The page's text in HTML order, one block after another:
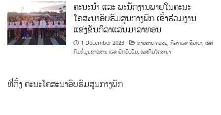
ຄະນະນຳ ແລະ ພະນັກງານພາຍໃນຄະນະ
ໂຄສະນາອົບຮົມສູນກາງພັກ ເຂົ້າຮ່ວມງານ
ແຂ່ງຂັນກິລາແລ່ນມາລາທອນ
1 December 2023 ຂ່າວສານ ຄອສພ,ກິລາ ແລະ ສິລະປະ,ເພສ
ກົມຂໍ້ມູນຂ່າວສານ ແລະ ຝຶກອົບຮົມ,ເພສກົມໂຄສະນາ
ທີ່ຕັ້ງ ຄະນະໂຄສະນາອົບຮົມສູນກາງພັກ